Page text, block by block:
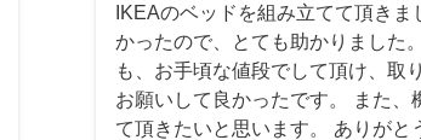
IKEAのベッドを組み立てて頂き
かったので、とても助かりました
も、お手頃な値段でして頂け、取
お願いして良かったです。 また
て頂きたいと思います。 ありがと